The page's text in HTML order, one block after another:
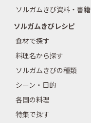
ソルガムきび資料・書籍
ソルガムきびレシピ
食材で探す
料理名から探す
ソルガムきびの種類
シーン・目的
各国の料理
特集で探す